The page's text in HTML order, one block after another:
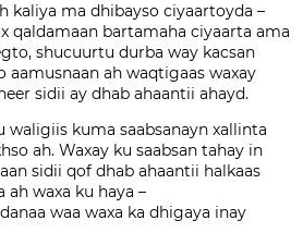
kaliya ma dhibayso ciyaartoyda –
qaldamaan bartamaha ciyaarta ama
shucuurtu durba way kacsan
aamusnaan ah waqtigaas waxay
sidii ay dhab ahaantii ahayd.
waligiis kuma saabsanayn xallinta
ah. Waxay ku saabsan tahay in
sidii qof dhab ahaantii halkaas
ah waxa ku haya –
waa waxa ka dhigaya inay